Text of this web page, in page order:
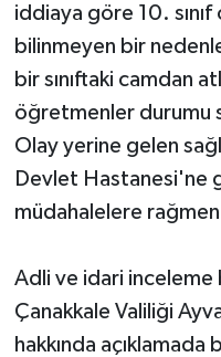
iddiaya göre 10.
bilinmeyen bir
bir sınıftaki camdan
öğretmenler durumu
Olay yerine gelen
Devlet Hastanesi'ne
müdahalelere rağmen
Adli ve idari inceleme
Çanakkale Valiliği
hakkında